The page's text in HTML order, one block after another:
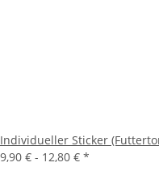
Individueller Sticker
9,90 € - 12,80 € *